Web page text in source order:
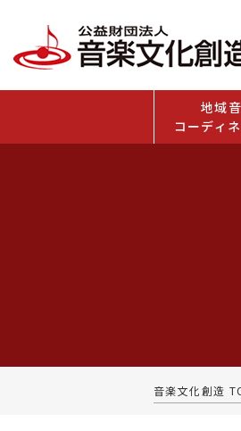
地域
コーディ
音楽文化創造